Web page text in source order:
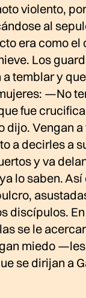
violento,
al
era como
Los
temblar y
—No
fue
dijo. Vengan
a decirles a
y va
lo saben.
discípulos.
se le
miedo
se dirijan a